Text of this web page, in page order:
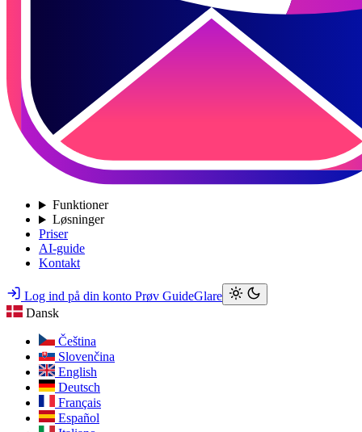
Funktioner
Løsninger
Priser
AI-guide
Kontakt
Log ind på din konto Prøv GuideGlare
Dansk
Čeština
Slovenčina
English
Deutsch
Français
Español